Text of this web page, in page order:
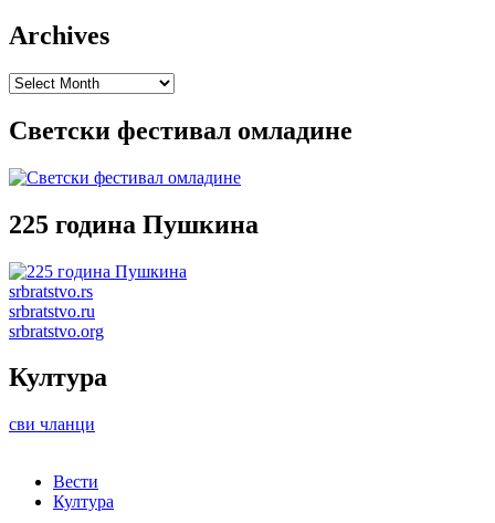
Archives
Archives
Светски фестивал омладине
225 година Пушкина
srbratstvo.rs
srbratstvo.ru
srbratstvo.org
Култура
сви чланци
Вести
Култура